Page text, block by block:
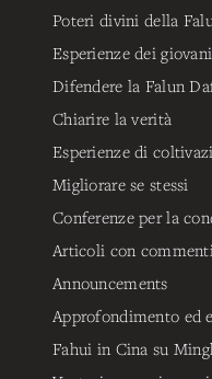
Poteri divini della
Esperienze dei
Difendere la Falun
Chiarire la verità
Esperienze di
Migliorare se stessi
Conferenze per la
Articoli con
Announcements
Approfondimento ed
Fahui in Cina su